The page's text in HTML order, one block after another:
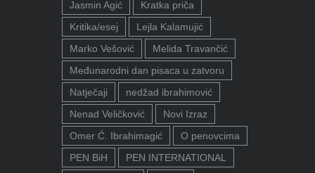
Jasmin Agić
Kratka priča
Kritika/esej
Lejla Kalamujić
Marko Vešović
Melida Travančić
Međunarodni dan pisaca u zatvoru
Natječaji
nedžad ibrahimović
Nenad Veličković
Novi Izraz
Omer Ć. Ibrahimagić
O penovcima
PEN BiH
PEN INTERNATIONAL